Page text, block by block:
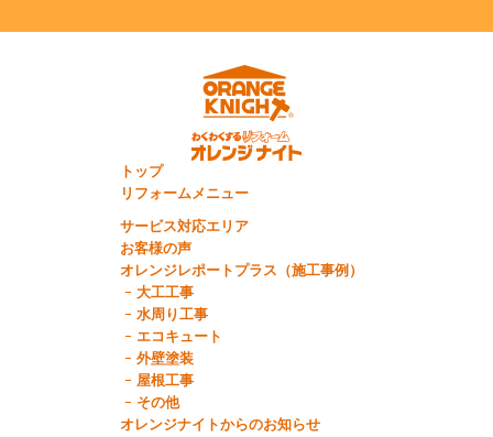
トップ
リフォームメニュー
サービス対応エリア
お客様の声
オレンジレポートプラス（施工事例）
大工工事
水周り工事
エコキュート
外壁塗装
屋根工事
その他
オレンジナイトからのお知らせ